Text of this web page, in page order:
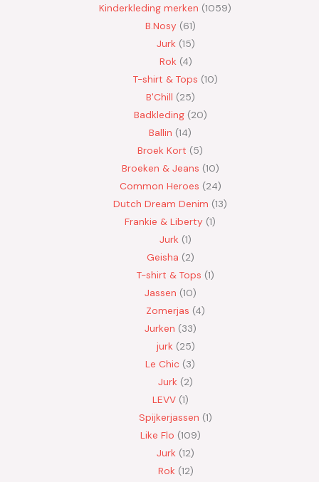
Kinderkleding merken 1059
B.Nosy 61
Jurk 15
Rok 4
T-shirt & Tops 10
B'Chill 25
Badkleding 20
Ballin 14
Broek Kort 5
Broeken & Jeans 10
Common Heroes 24
Dutch Dream Denim 13
Frankie & Liberty 1
Jurk 1
Geisha 2
T-shirt & Tops 1
Jassen 10
Zomerjas 4
Jurken 33
jurk 25
Le Chic 3
Jurk 2
LEVV 1
Spijkerjassen 1
Like Flo 109
Jurk 12
Rok 12